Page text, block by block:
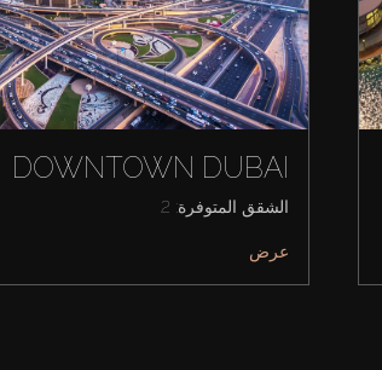
DOWNTOWN DUBAI
الشقق المتوفرة: 2
عرض